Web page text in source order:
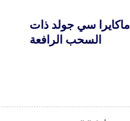
ماكايرا سي جولد ذات
السحب الرافعة